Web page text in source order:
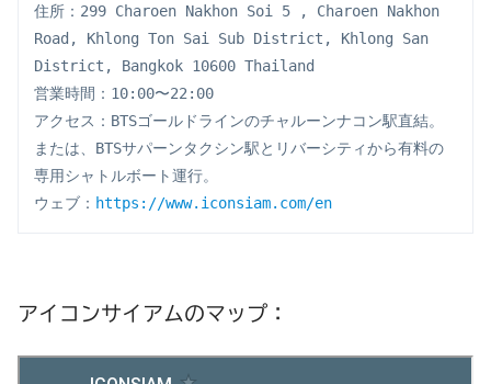
住所：299 Charoen Nakhon Soi 5 , Charoen Nakhon
Road, Khlong Ton Sai Sub District, Khlong San
District, Bangkok 10600 Thailand
営業時間：10:00〜22:00
アクセス：BTSゴールドラインのチャルーンナコン駅直結。
または、BTSサパーンタクシン駅とリバーシティから有料の
専用シャトルボート運行。
ウェブ： https://www.iconsiam.com/en
アイコンサイアムのマップ：